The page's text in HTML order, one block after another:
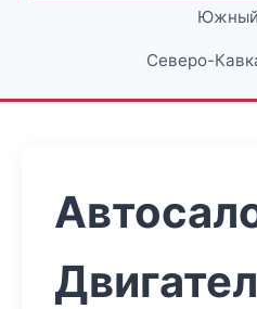
Северо-